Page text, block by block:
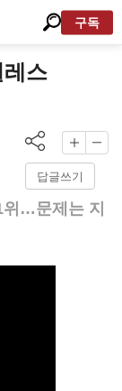
구독
스
답글쓰기
위…문제는 지